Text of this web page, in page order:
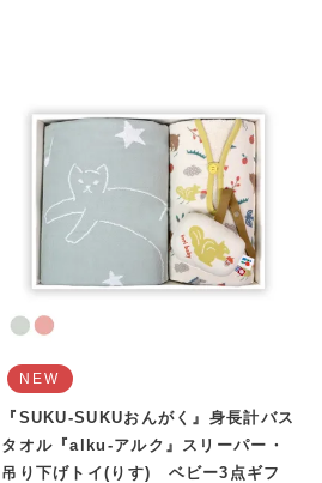
NEW
『SUKU-SUKUおんがく』身長計バス
タオル『alku-アルク』スリーパー・
吊り下げトイ(りす) ベビー3点ギフ